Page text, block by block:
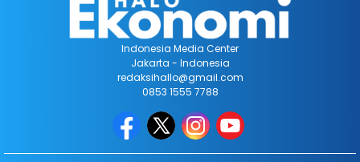
Indonesia Media Center
Jakarta - Indonesia
redaksihallo@gmail.com
0853 1555 7788